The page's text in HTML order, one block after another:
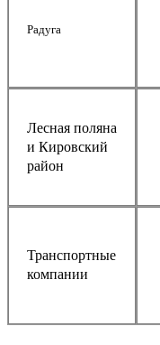
Радуга
Лесная поляна
и Кировский
район
Транспортные
компании